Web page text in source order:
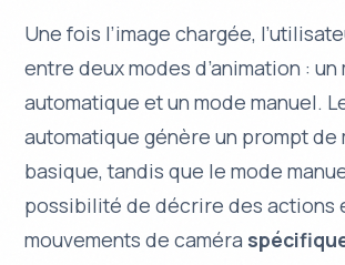
Une fois l’image chargée,
entre deux modes d’animation : un
automatique et un mode manuel.
automatique génère un prompt de
basique, tandis que le mode
possibilité de décrire des actions
mouvements de caméra